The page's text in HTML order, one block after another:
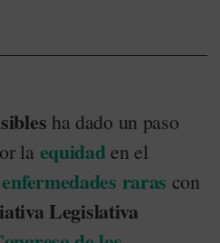
ha dado un paso
la equidaden el
enfermedades raras con
Legislativa